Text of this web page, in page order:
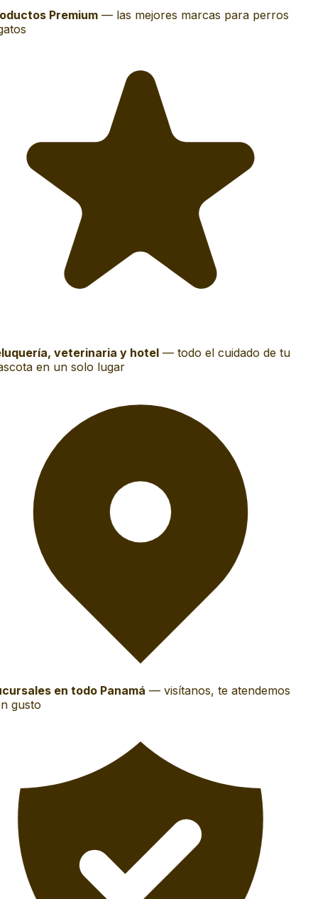
Premium— las mejores marcas para perros
veterinaria y hotel— todo el cuidado de tu
en un solo lugar
en todo Panamá— visítanos, te atendemos
gusto